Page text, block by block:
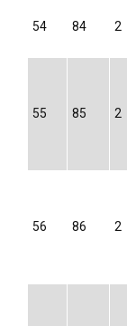
54 84 2
55 85 2
56 86 2